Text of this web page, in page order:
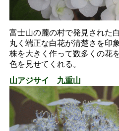
富士山の麓の村で発見された
丸く端正な白花が清楚さを印
株を大きく作って数多くの花
色を見せてくれる。
山アジサイ 九重山